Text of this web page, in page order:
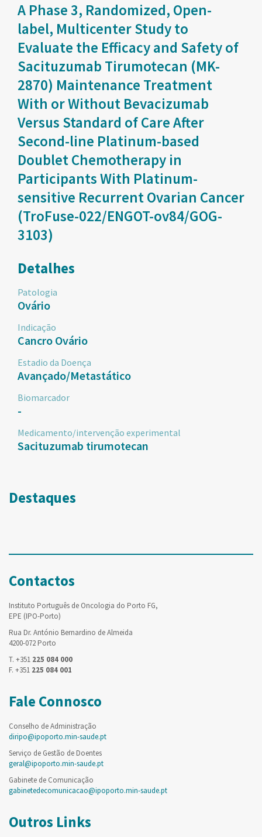
A Phase 3, Randomized, Open-
label, Multicenter Study to
Evaluate the Efficacy and Safety of
Sacituzumab Tirumotecan (MK-
2870) Maintenance Treatment
With or Without Bevacizumab
Versus Standard of Care After
Second-line Platinum-based
Doublet Chemotherapy in
Participants With Platinum-
sensitive Recurrent Ovarian Cancer
(TroFuse-022/ENGOT-ov84/GOG-
3103)
Detalhes
Patologia
Ovário
Indicação
Cancro Ovário
Estadio da Doença
Avançado/Metastático
Biomarcador
-
Medicamento/intervenção experimental
Sacituzumab tirumotecan
Destaques
Contactos
Instituto Português de Oncologia do Porto FG,
EPE (IPO-Porto)
Rua Dr. António Bernardino de Almeida
4200-072 Porto
T. +351 225 084 000
F. +351 225 084 001
Fale Connosco
Conselho de Administração
diripo@ipoporto.min-saude.pt
Serviço de Gestão de Doentes
geral@ipoporto.min-saude.pt
Gabinete de Comunicação
gabinetedecomunicacao@ipoporto.min-saude.pt
Outros Links